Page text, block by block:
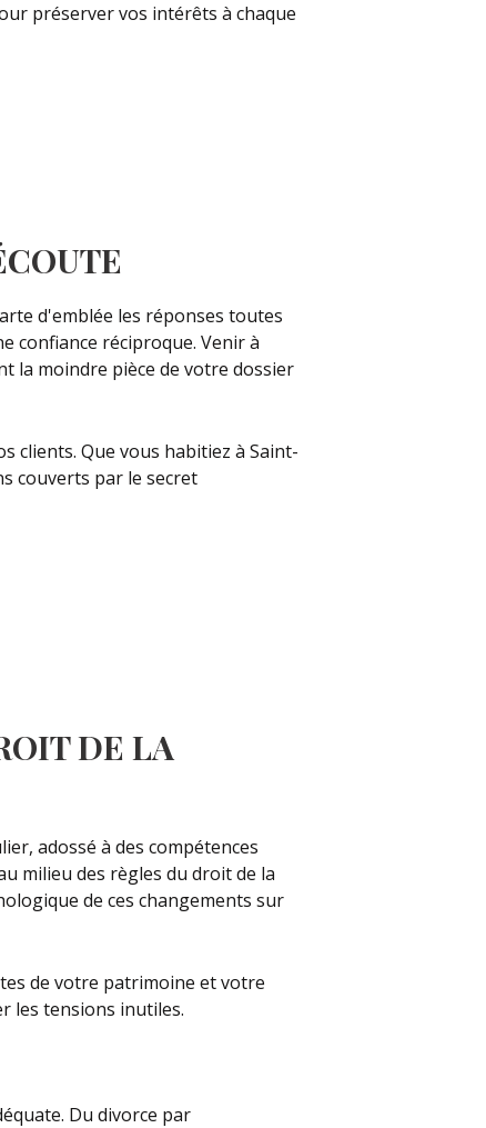
préserver vos intérêts à chaque
d'emblée les réponses toutes
confiance réciproque. Venir à
la moindre pièce de votre dossier
clients. Que vous habitiez à Saint-
couverts par le secret
DE LA
adossé à des compétences
milieu des règles du droit de la
de ces changements sur
de votre patrimoine et votre
les tensions inutiles.
Du divorce par